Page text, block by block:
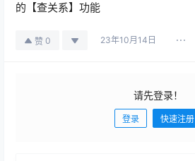
的【查关系】功能
赞 0 23年10月14日
请先登录！
登录 快速注册